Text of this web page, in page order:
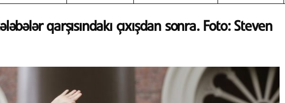
qarşısındakı çıxışdan sonra. Foto: Steven